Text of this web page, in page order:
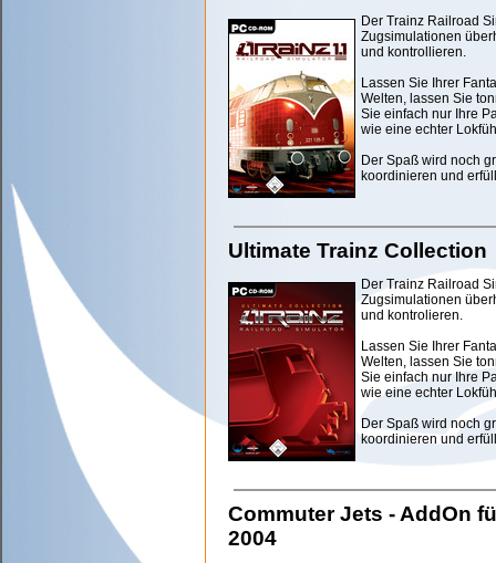
Der Trainz Railroad
Zugsimulationen
und kontrollieren.
Lassen Sie Ihrer
Welten, lassen Sie
Sie einfach nur Ihre
wie eine echter
Der Spaß wird noch
koordinieren und
Ultimate Trainz Collection
Der Trainz Railroad
Zugsimulationen
und kontrolieren.
Lassen Sie Ihrer
Welten, lassen Sie
Sie einfach nur Ihre
wie eine echter
Der Spaß wird noch
koordinieren und
Commuter Jets - AddOn
2004